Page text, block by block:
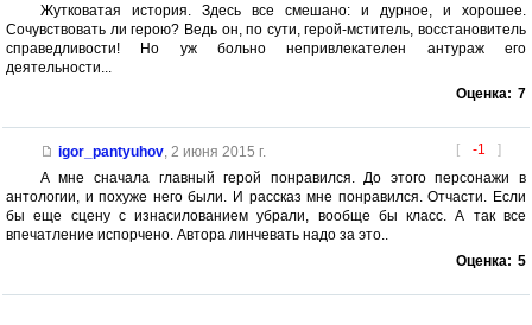
Жутковатая история. Здесь все смешано: и дурное, и хорошее.
Сочувствовать ли герою? Ведь он, по сути, герой-мститель, восстановитель
справедливости! Но уж больно непривлекателен антураж его
деятельности...
Оценка: 7
[ -1 ]
igor_pantyuhov, 2 июня 2015 г.
А мне сначала главный герой понравился. До этого персонажи в
антологии, и похуже него были. И рассказ мне понравился. Отчасти. Если
бы еще сцену с изнасилованием убрали, вообще бы класс. А так все
впечатление испорчено. Автора линчевать надо за это..
Оценка: 5